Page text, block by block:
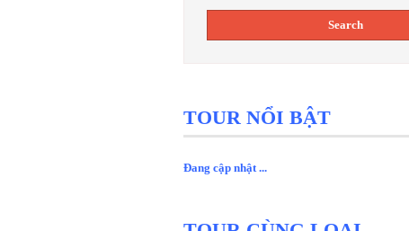
TOUR NỔI BẬT
Đang cập nhật ...